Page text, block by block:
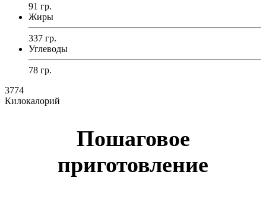
91 гр.
Жиры
337 гр.
Углеводы
78 гр.
3774
Килокалорий
Пошаговое
приготовление